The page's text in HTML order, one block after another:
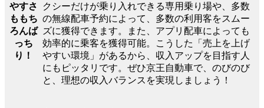
やすさ
ももち
ろんば
っち
り！
クシーだけが乗り入れできる専用乗り場や、多数
の無線配車予約によって、多数の利用客をスムー
ズに獲得できます。また、アプリ配車によっても
効率的に乗客を獲得可能。こうした「売上を上げ
やすい環境」があるから、収入アップを目指す人
にもピッタリです。ぜひ京王自動車で、のびのび
と、理想の収入バランスを実現しましょう！